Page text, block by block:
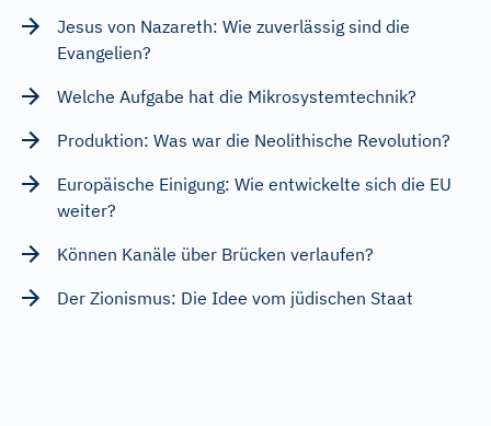
Jesus von Nazareth: Wie zuverlässig sind die
Evangelien?
Welche Aufgabe hat die Mikrosystemtechnik?
Produktion: Was war die Neolithische Revolution?
Europäische Einigung: Wie entwickelte sich die EU
weiter?
Können Kanäle über Brücken verlaufen?
Der Zionismus: Die Idee vom jüdischen Staat